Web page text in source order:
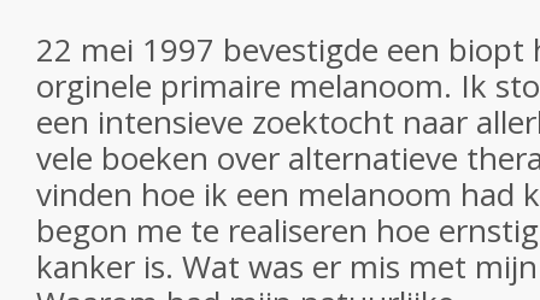
22 mei 1997 bevestigde een biopt
orginele primaire melanoom. Ik
een intensieve zoektocht naar
vele boeken over alternatieve
vinden hoe ik een melanoom had
begon me te realiseren hoe
kanker is. Wat was er mis met